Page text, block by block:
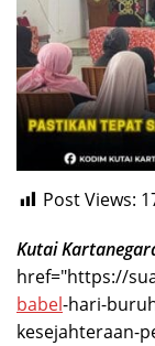
Post Views:
Kutai
href="https://
babel-hari-
kesejahteraan-